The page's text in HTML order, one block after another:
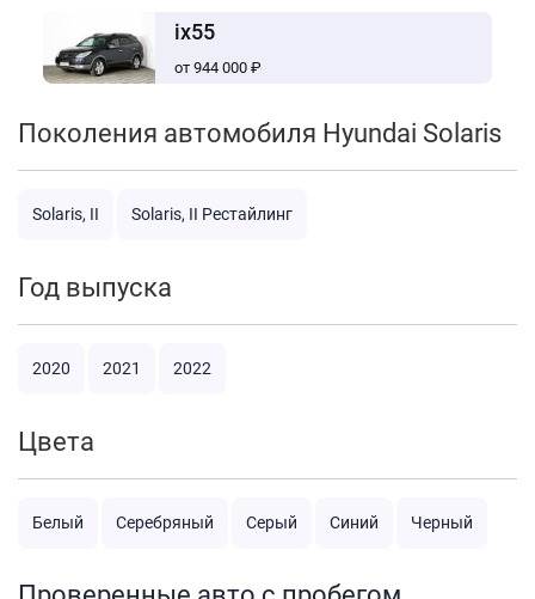
ix55
от 944 000 ₽
Поколения автомобиля Hyundai Solaris
Solaris, II Solaris, II Рестайлинг
Год выпуска
2020 2021 2022
Цвета
Белый Серебряный Серый Синий Черный